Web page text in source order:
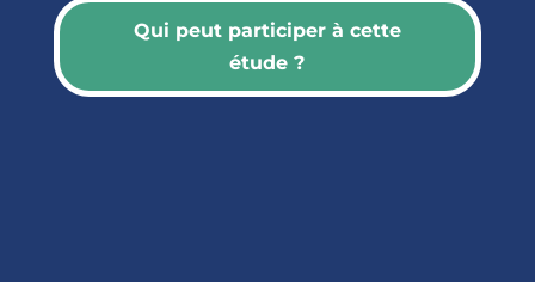
Qui peut participer à cette
étude ?